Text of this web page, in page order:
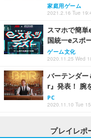
家庭用ゲーム
2021.2.16 Tue
スマホで簡
国統一eスポ
ゲーム文化
2020.11.25 Wed
バーテンダ
r』発表！ 腕
PC
2020.11.10 Tue
プレイレポ